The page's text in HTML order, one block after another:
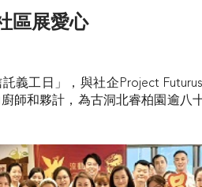
區展愛心
義工日」，與社企Project
師和夥計，為古洞北睿柏園逾八